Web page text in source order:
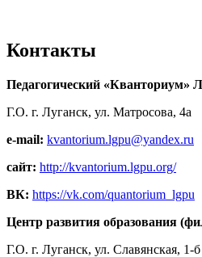
Контакты
Педагогический
Г.О. г. Луганск, ул. Матросова, 4а
e-mail: kvantorium.lgpu@yandex.ru
сайт: http://kvantorium.lgpu.org/
ВК: https://vk.com/quantorium_lgpu
Центр развития образования
Г.О. г. Луганск, ул. Славянская, 1-б